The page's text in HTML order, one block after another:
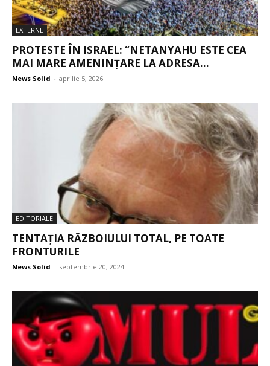
EXTERNE
PROTESTE ÎN ISRAEL: “NETANYAHU ESTE CEA
MAI MARE AMENINȚARE LA ADRESA...
News Solid - aprilie 5, 2026
EDITORIALE
TENTAȚIA RĂZBOIULUI TOTAL, PE TOATE
FRONTURILE
News Solid - septembrie 20, 2024